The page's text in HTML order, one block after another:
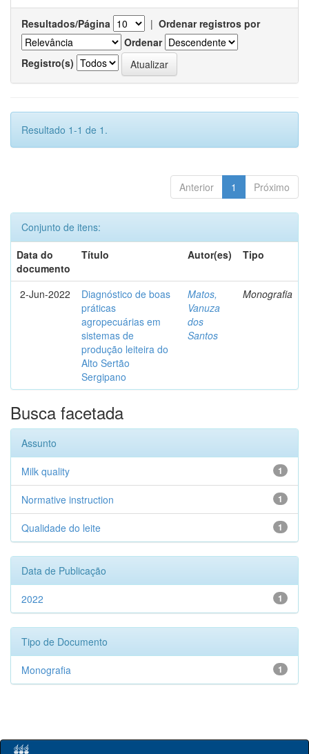
Resultados/Página | Ordenar registros por
Ordenar
Registro(s)
Resultado 1-1 de 1.
Anterior 1 Próximo
Conjunto de itens:
Data do
documento
Título Autor(es) Tipo
2-Jun-2022
Diagnóstico de boas
práticas
agropecuárias em
sistemas de
produção leiteira do
Alto Sertão
Sergipano
Matos,
Vanuza
dos
Santos
Monografia
Busca facetada
Assunto
1
Milk quality
1
Normative instruction
1
Qualidade do leite
Data de Publicação
1
2022
Tipo de Documento
1
Monografia